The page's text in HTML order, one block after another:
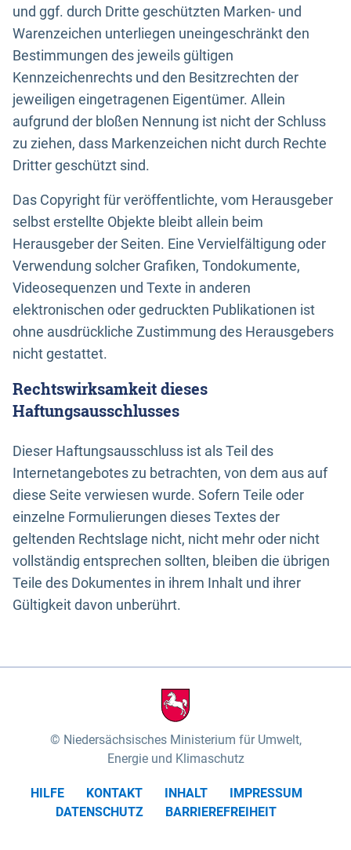
und ggf. durch Dritte geschützten Marken- und
Warenzeichen unterliegen uneingeschränkt den
Bestimmungen des jeweils gültigen
Kennzeichenrechts und den Besitzrechten der
jeweiligen eingetragenen Eigentümer. Allein
aufgrund der bloßen Nennung ist nicht der Schluss
zu ziehen, dass Markenzeichen nicht durch Rechte
Dritter geschützt sind.
Das Copyright für veröffentlichte, vom Herausgeber
selbst erstellte Objekte bleibt allein beim
Herausgeber der Seiten. Eine Vervielfältigung oder
Verwendung solcher Grafiken, Tondokumente,
Videosequenzen und Texte in anderen
elektronischen oder gedruckten Publikationen ist
ohne ausdrückliche Zustimmung des Herausgebers
nicht gestattet.
Rechtswirksamkeit dieses
Haftungsausschlusses
Dieser Haftungsausschluss ist als Teil des
Internetangebotes zu betrachten, von dem aus auf
diese Seite verwiesen wurde. Sofern Teile oder
einzelne Formulierungen dieses Textes der
geltenden Rechtslage nicht, nicht mehr oder nicht
vollständig entsprechen sollten, bleiben die übrigen
Teile des Dokumentes in ihrem Inhalt und ihrer
Gültigkeit davon unberührt.
Niedersächsisches Ministerium für Umwelt,
Energie und Klimaschutz
HILFE KONTAKT INHALT
IMPRESSUM
DATENSCHUTZ
BARRIEREFREIHEIT